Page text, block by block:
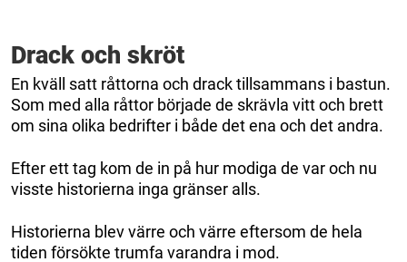
Drack och skröt
En kväll satt råttorna och drack tillsammans i bastun.
Som med alla råttor började de skrävla vitt och brett
om sina olika bedrifter i både det ena och det andra.
Efter ett tag kom de in på hur modiga de var och nu
visste historierna inga gränser alls.
Historierna blev värre och värre eftersom de hela
tiden försökte trumfa varandra i mod.